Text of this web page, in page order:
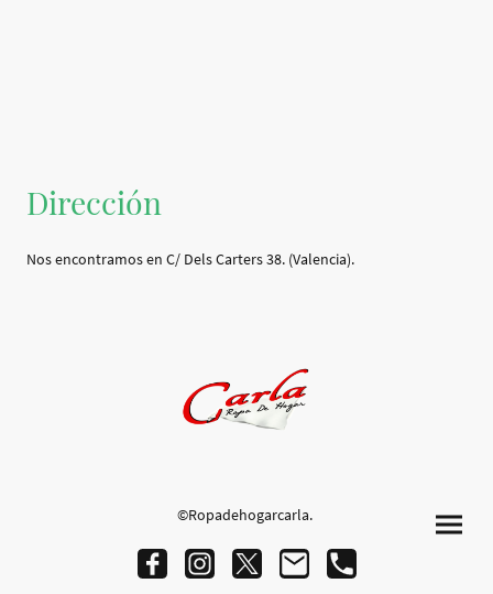
Dirección
Nos encontramos en C/ Dels Carters 38. (Valencia).
©Ropadehogarcarla.